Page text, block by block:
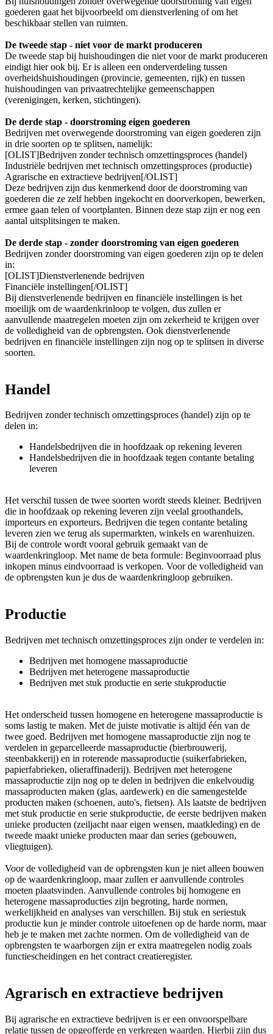
goederen gaat het bijvoorbeeld om dienstverlening of om het
beschikbaar stellen van ruimten.
De tweede stap - niet voor de markt produceren
De tweede stap bij huishoudingen die niet voor de markt produceren
eindigt hier ook bij. Er is alleen een onderverdeling tussen
overheidshuishoudingen (provincie, gemeenten, rijk) en tussen
huishoudingen van privaatrechtelijke gemeenschappen
(verenigingen, kerken, stichtingen).
De derde stap - doorstroming eigen goederen
Bedrijven met overwegende doorstroming van eigen goederen zijn
in drie soorten op te splitsen, namelijk:
[OLIST]Bedrijven zonder technisch omzettingsproces (handel)
Industriële bedrijven met technisch omzettingsproces (productie)
Agrarische en extractieve bedrijven[/OLIST]
Deze bedrijven zijn dus kenmerkend door de doorstroming van
goederen die ze zelf hebben ingekocht en doorverkopen, bewerken,
ermee gaan telen of voortplanten. Binnen deze stap zijn er nog een
aantal uitsplitsingen te maken.
De derde stap - zonder doorstroming van eigen goederen
Bedrijven zonder doorstroming van eigen goederen zijn op te delen
in:
[OLIST]Dienstverlenende bedrijven
Financiële instellingen[/OLIST]
Bij dienstverlenende bedrijven en financiële instellingen is het
moeilijk om de waardenkrinloop te volgen, dus zullen er
aanvullende maatregelen moeten zijn om zekerheid te krijgen over
de volledigheid van de opbrengsten. Ook dienstverlenende
bedrijven en financiële instellingen zijn nog op te splitsen in diverse
soorten.
Handel
Bedrijven zonder technisch omzettingsproces (handel) zijn op te
delen in:
Handelsbedrijven die in hoofdzaak op rekening leveren
Handelsbedrijven die in hoofdzaak tegen contante betaling
leveren
Het verschil tussen de twee soorten wordt steeds kleiner. Bedrijven
die in hoofdzaak op rekening leveren zijn veelal groothandels,
importeurs en exporteurs. Bedrijven die tegen contante betaling
leveren zien we terug als supermarkten, winkels en warenhuizen.
Bij de controle wordt vooral gebruik gemaakt van de
waardenkringloop. Met name de beta formule: Beginvoorraad plus
inkopen minus eindvoorraad is verkopen. Voor de volledigheid van
de opbrengsten kun je dus de waardenkringloop gebruiken.
Productie
Bedrijven met technisch omzettingsproces zijn onder te verdelen in:
Bedrijven met homogene massaproductie
Bedrijven met heterogene massaproductie
Bedrijven met stuk productie en serie stukproductie
Het onderscheid tussen homogene en heterogene massaproductie is
soms lastig te maken. Met de juiste motivatie is altijd één van de
twee goed. Bedrijven met homogene massaproductie zijn nog te
verdelen in geparcelleerde massaproductie (bierbrouwerij,
steenbakkerij) en in roterende massaproductie (suikerfabrieken,
papierfabrieken, olieraffinaderij). Bedrijven met heterogene
massaproductie zijn nog op te delen in bedrijven die enkelvoudig
massaproducten maken (glas, aardewerk) en die samengestelde
producten maken (schoenen, auto's, fietsen). Als laatste de bedrijven
met stuk productie en serie stukproductie, de eerste bedrijven maken
unieke producten (zeiljacht naar eigen wensen, maatkleding) en de
tweede maakt unieke producten maar dan series (gebouwen,
vliegtuigen).
Voor de volledigheid van de opbrengsten kun je niet alleen bouwen
op de waardenkringloop, maar zullen er aanvullende controles
moeten plaatsvinden. Aanvullende controles bij homogene en
heterogene massaproducties zijn begroting, harde normen,
werkelijkheid en analyses van verschillen. Bij stuk en seriestuk
productie kun je minder controle uitoefenen op de harde norm, maar
heb je te maken met zachte normen. Om de volledigheid van de
opbrengsten te waarborgen zijn er extra maatregelen nodig zoals
functiescheidingen en het contract creatieregister.
Agrarisch en extractieve bedrijven
Bij agrarische en extractieve bedrijven is er een onvoorspelbare
relatie tussen de opgeofferde en verkregen waarden. Hierbij zijn dus